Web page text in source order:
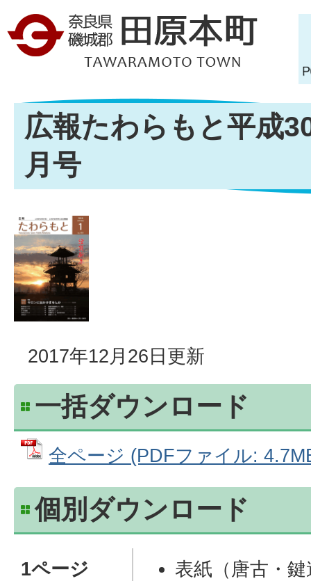
広報たわらもと平成
月号
2017年12月26日更新
一括ダウンロード
全ページ (PDFファイル:
個別ダウンロード
1ページ
表紙（唐古・